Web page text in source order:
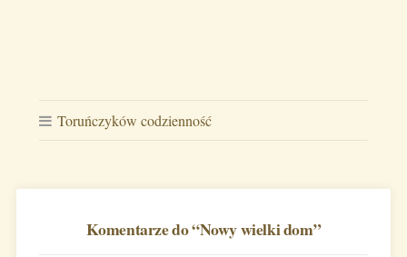
Toruńczyków codzienność
Komentarze do “Nowy wielki dom”